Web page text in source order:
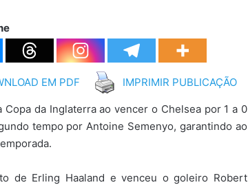
EM PDF IMPRIMIR PUBLICAÇÃO
da Inglaterra ao vencer o Chelsea por 1 a 0
tempo por Antoine Semenyo, garantindo ao
de Erling Haaland e venceu o goleiro Robert